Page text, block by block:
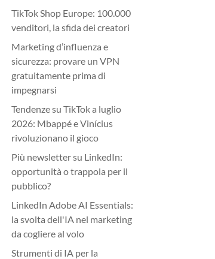
TikTok Shop Europe: 100.000
venditori, la sfida dei creatori
Marketing d’influenza e
sicurezza: provare un VPN
gratuitamente prima di
impegnarsi
Tendenze su TikTok a luglio
2026: Mbappé e Vinícius
rivoluzionano il gioco
Più newsletter su LinkedIn:
opportunità o trappola per il
pubblico?
LinkedIn Adobe AI Essentials:
la svolta dell'IA nel marketing
da cogliere al volo
Strumenti di IA per la